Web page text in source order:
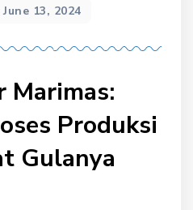
June 13, 2024
Marimas:
Produksi
Gulanya